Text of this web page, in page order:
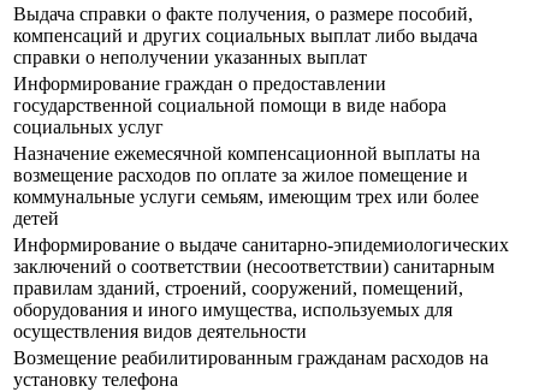
Выдача справки о факте получения, о размере пособий,
компенсаций и других социальных выплат либо выдача
справки о неполучении указанных выплат
Информирование граждан о предоставлении
государственной социальной помощи в виде набора
социальных услуг
Назначение ежемесячной компенсационной выплаты на
возмещение расходов по оплате за жилое помещение и
коммунальные услуги семьям, имеющим трех или более
детей
Информирование о выдаче санитарно-эпидемиологических
заключений о соответствии (несоответствии) санитарным
правилам зданий, строений, сооружений, помещений,
оборудования и иного имущества, используемых для
осуществления видов деятельности
Возмещение реабилитированным гражданам расходов на
установку телефона